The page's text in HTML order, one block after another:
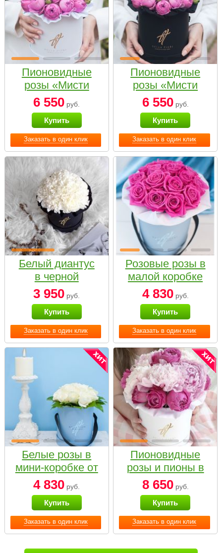
Заказать в один клик
Пионовидные
розы «Мисти
бабблс» в белой
коробке Small
6 550 руб.
Купить
Заказать в один клик
Пионовидные
розы «Мисти
бабблс» в
черной коробке
Small
6 550руб.
Купить
Заказать в один клик
Белый диантус
в черной
коробке Small
3 950 руб.
Купить
Заказать в один клик
Розовые розы в
малой коробке
4 830руб.
Купить
Заказать в один клик
Белые розы в
мини-коробке от
Bella Fiori
4 830 руб.
Купить
Заказать в один клик
Пионовидные
розы и пионы в
белой коробке
Small
8 650руб.
Купить